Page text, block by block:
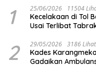
1 25/06/2026 11504
Kecelakaan di Tol
Usai Terlibat
2 29/05/2026 3186 Lihat
Kades
Gadaikan